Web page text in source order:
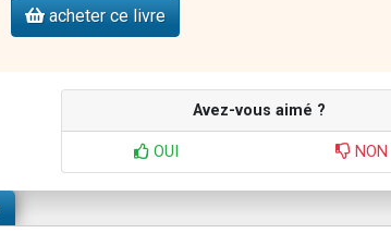
acheter ce livre
Avez-vous aimé ?
OUI NON